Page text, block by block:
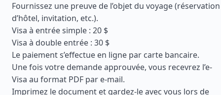
Fournissez une preuve de l’objet du voyage (réservation
d’hôtel, invitation, etc.).
Visa à entrée simple : 20 $
Visa à double entrée : 30 $
Le paiement s’effectue en ligne par carte bancaire.
Une fois votre demande approuvée, vous recevrez l’e-
Visa au format PDF par e-mail.
Imprimez le document et gardez-le avec vous lors de